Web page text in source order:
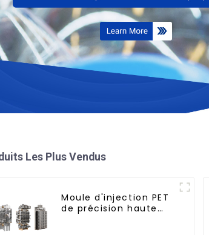
Les Plus Vendus
Moule d'injection PET
de précision haute